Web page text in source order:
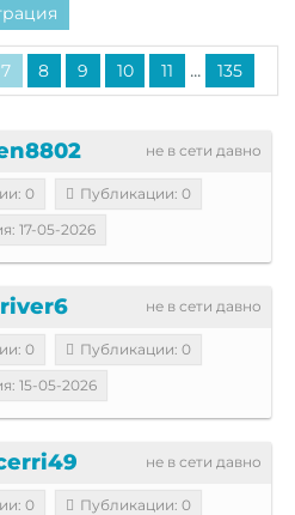
7 8 9 10 11 ... 135
не в сети давно
0
Публикации: 0
17-05-2026
не в сети давно
0
Публикации: 0
15-05-2026
не в сети давно
0
Публикации: 0